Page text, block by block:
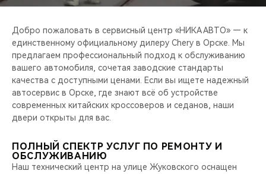
CHERY И СПОРТ
НАШИ МЕРОПРИЯТИЯ
ВИДЕООБЗОРЫ
CHERY ДЛЯ ДЕТЕЙ
Добро пожаловать в сервисный центр «НИКА АВТО» — к
единственному официальному дилеру Chery в Орске. Мы
предлагаем профессиональный подход к обслуживанию
вашего автомобиля, сочетая заводские стандарты
качества с доступными ценами. Если вы ищете надежный
автосервис в Орске, где знают всё об устройстве
современных китайских кроссоверов и седанов, наши
двери открыты для вас.
ПОЛНЫЙ СПЕКТР УСЛУГ ПО РЕМОНТУ И
ОБСЛУЖИВАНИЮ
Наш технический центр на улице Жуковского оснащен